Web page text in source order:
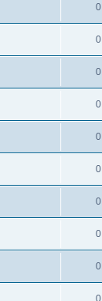
0
0
0
0
0
0
0
0
0
0